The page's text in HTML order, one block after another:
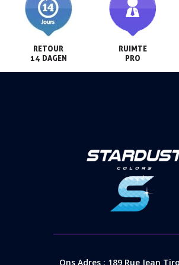
RETOUR
14 DAGEN
RUIMTE
PRO
Ons Adres : 189 Rue Jean